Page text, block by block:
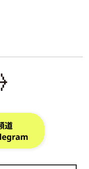
客戶資金。Prime
過失行為。⋯